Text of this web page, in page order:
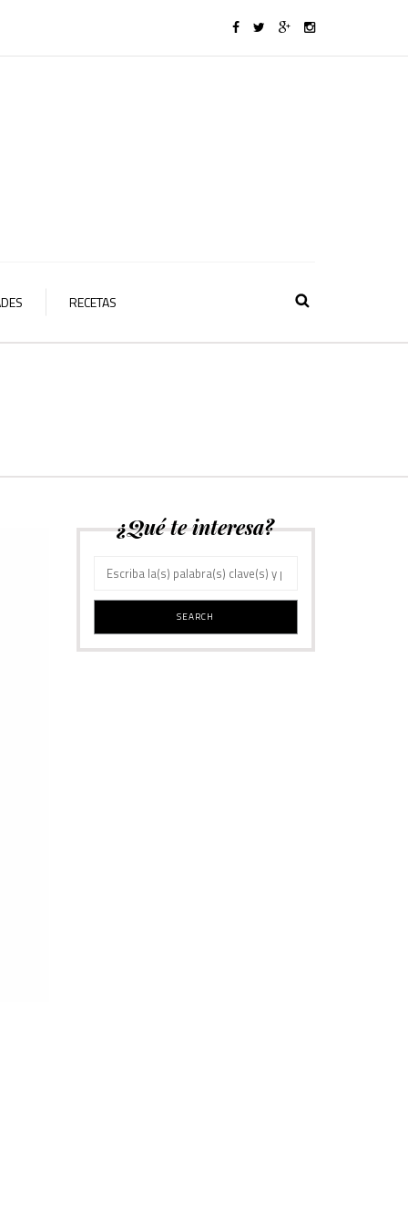
RECETAS
¿Qué te interesa?